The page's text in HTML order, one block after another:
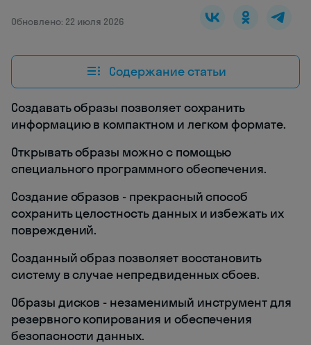
Обновлено: 22 июля 2026
Содержание статьи
Создавать образы позволяет сохранить
информацию в компактном и легком формате.
Открывать образы можно с помощью
специального программного обеспечения.
Создание образов - прекрасный способ
сохранить целостность данных и избежать их
повреждений.
Созданный образ позволяет восстановить
систему в случае непредвиденных сбоев.
Образы дисков - незаменимый инструмент для
резервного копирования и обеспечения
безопасности данных.